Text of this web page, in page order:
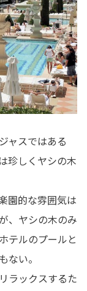
ャスではある
珍しくヤシの木
園的な雰囲気は
、ヤシの木のみ
テルのプールと
ない。
ラックスするた